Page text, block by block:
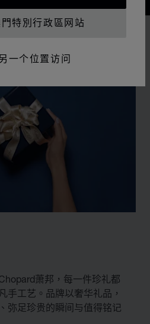
特別行政區网站
一个位置访问
萧邦，每一件珍礼都
手工艺。品牌以奢华礼品，
弥足珍贵的瞬间与值得铭记